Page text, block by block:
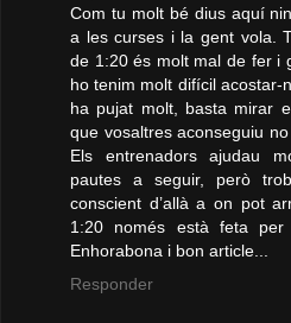
Com tu molt bé dius aquí
a les curses i la gent vola.
de 1:20 és molt mal de fer i
ho tenim molt difícil acostar-
ha pujat molt, basta mirar
que vosaltres aconseguiu
Els entrenadors ajudau
pautes a seguir, però
conscient d’allà a on pot
1:20 només està feta per
Enhorabona i bon article...
Responder